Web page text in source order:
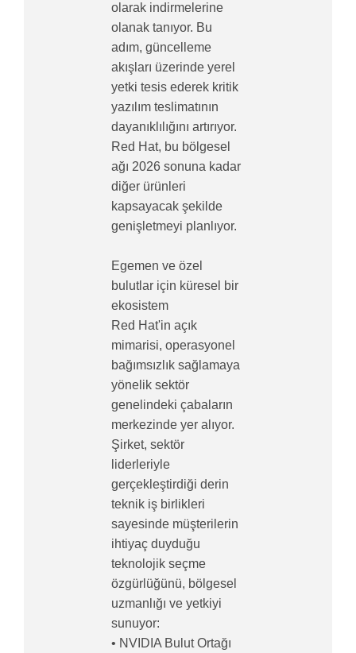
olarak indirmelerine
olanak tanıyor. Bu
adım, güncelleme
akışları üzerinde yerel
yetki tesis ederek kritik
yazılım teslimatının
dayanıklılığını artırıyor.
Red Hat, bu bölgesel
ağı 2026 sonuna kadar
diğer ürünleri
kapsayacak şekilde
genişletmeyi planlıyor.
Egemen ve özel
bulutlar için küresel bir
ekosistem
Red Hat'in açık
mimarisi, operasyonel
bağımsızlık sağlamaya
yönelik sektör
genelindeki çabaların
merkezinde yer alıyor.
Şirket, sektör
liderleriyle
gerçekleştirdiği derin
teknik iş birlikleri
sayesinde müşterilerin
ihtiyaç duyduğu
teknolojik seçme
özgürlüğünü, bölgesel
uzmanlığı ve yetkiyi
sunuyor:
• NVIDIA Bulut Ortağı